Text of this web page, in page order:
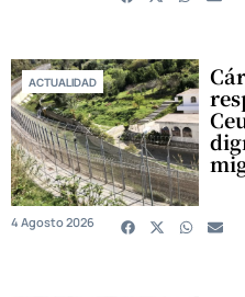
ACTUALIDAD
4 Agosto 2026